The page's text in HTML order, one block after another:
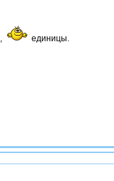
единицы.